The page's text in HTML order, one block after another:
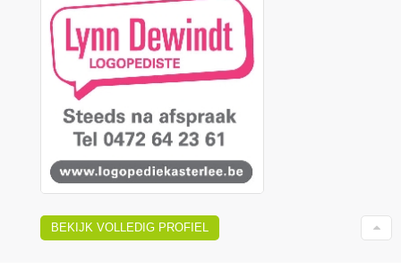
BEKIJK VOLLEDIG PROFIEL